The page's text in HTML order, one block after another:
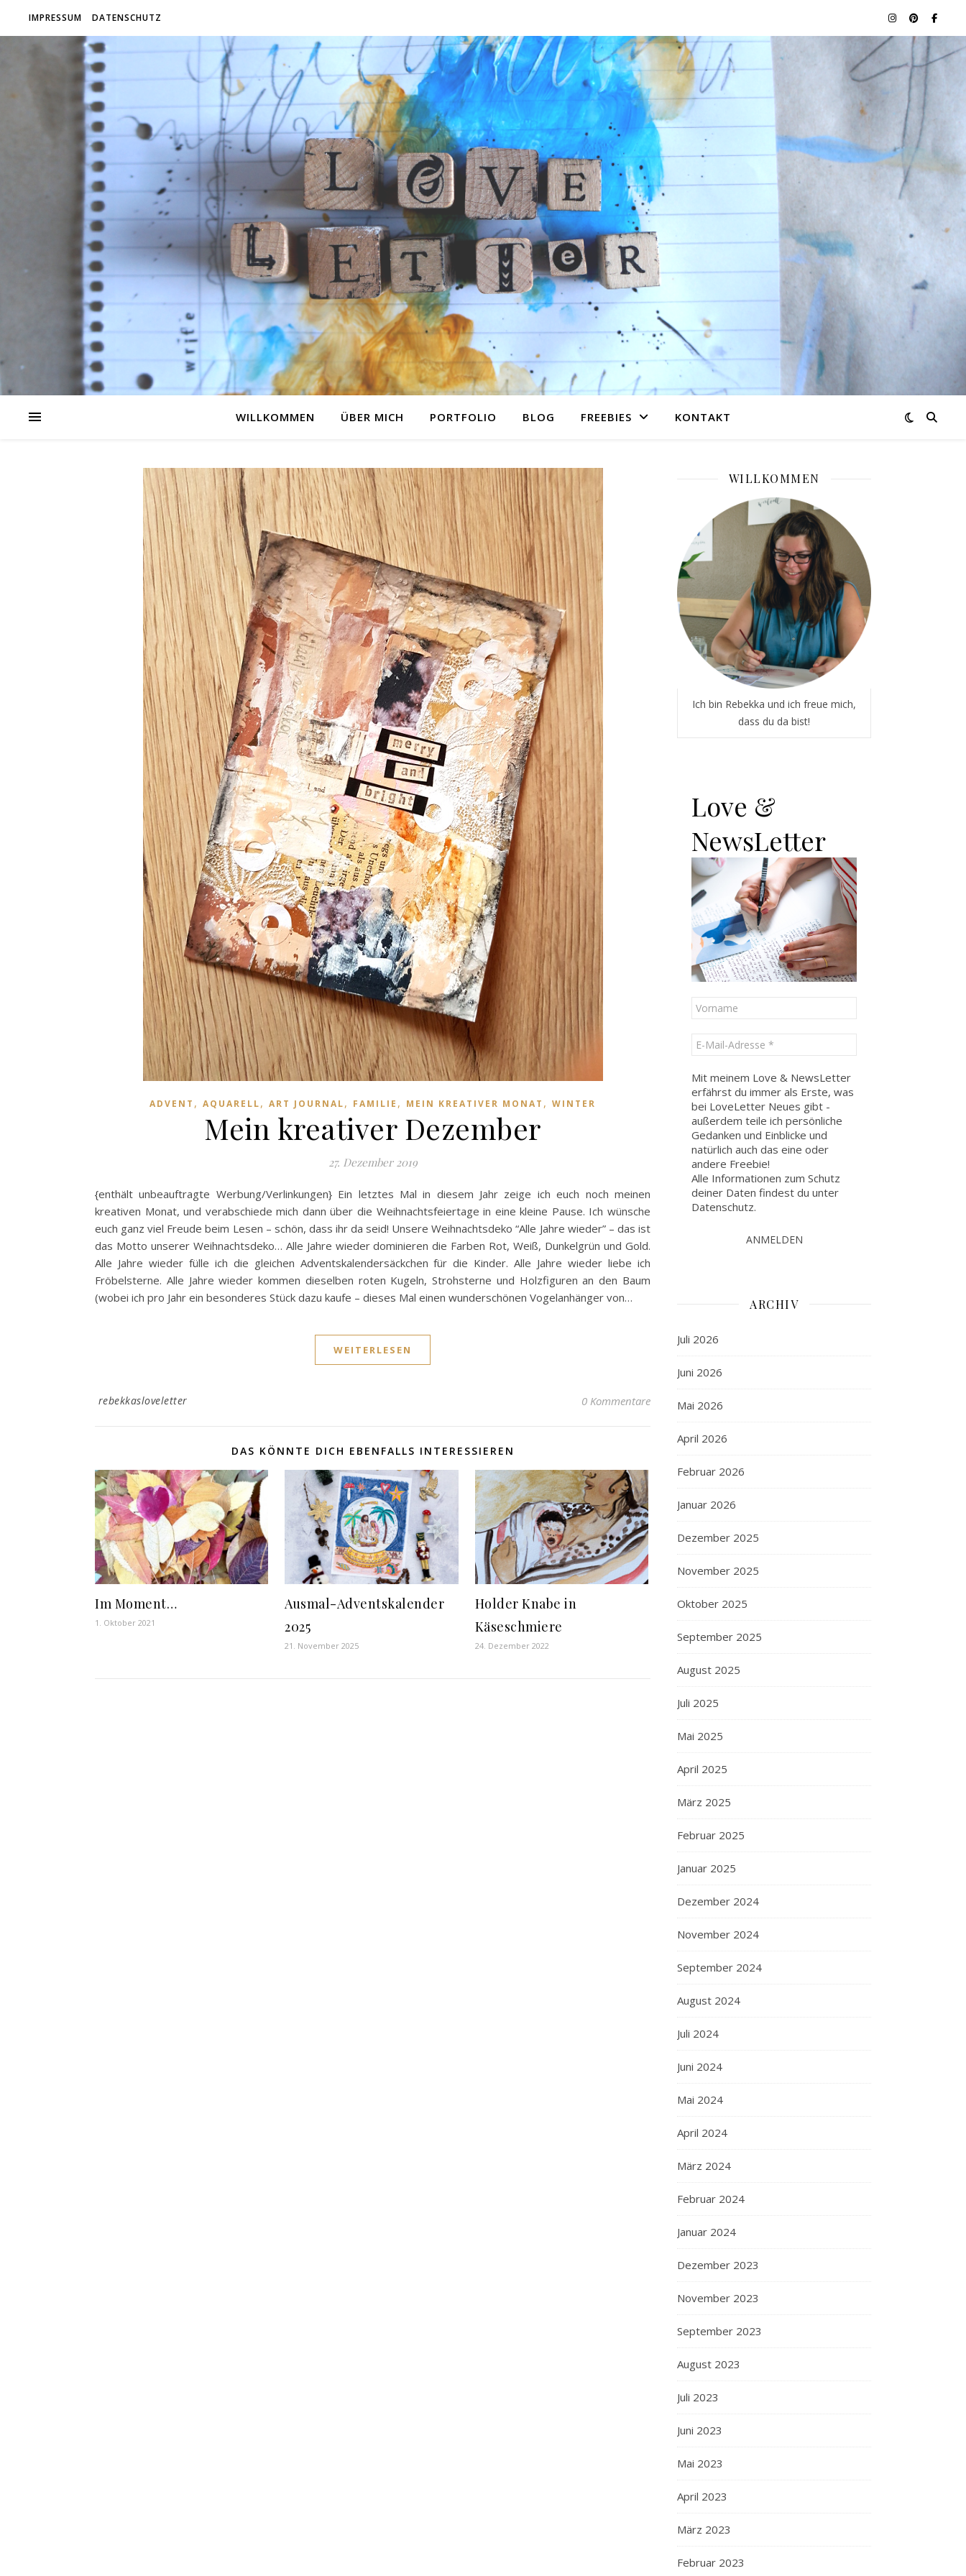
IMPRESSUM DATENSCHUTZ
WILLKOMMEN ÜBER MICH PORTFOLIO BLOG FREEBIES KONTAKT
ADVENT , AQUARELL, ART JOURNAL, FAMILIE , MEIN KREATIVER MONAT , WINTER
Mein kreativer Dezember
27. Dezember 2019
{enthält unbeauftragte Werbung/Verlinkungen} Ein letztes Mal in diesem Jahr zeige ich euch noch meinen
kreativen Monat, und verabschiede mich dann über die Weihnachtsfeiertage in eine kleine Pause. Ich wünsche
euch ganz viel Freude beim Lesen – schön, dass ihr da seid! Unsere Weihnachtsdeko “Alle Jahre wieder” – das ist
das Motto unserer Weihnachtsdeko… Alle Jahre wieder dominieren die Farben Rot, Weiß, Dunkelgrün und Gold.
Alle Jahre wieder fülle ich die gleichen Adventskalendersäckchen für die Kinder. Alle Jahre wieder liebe ich
Fröbelsterne. Alle Jahre wieder kommen dieselben roten Kugeln, Strohsterne und Holzfiguren an den Baum
(wobei ich pro Jahr ein besonderes Stück dazu kaufe – dieses Mal einen wunderschönen Vogelanhänger von…
WEITERLESEN
rebekkasloveletter 0 Kommentare
DAS KÖNNTE DICH EBENFALLS INTERESSIEREN
Im Moment…
1. Oktober 2021
Ausmal-Adventskalender
2025
21. November 2025
Holder Knabe in
Käseschmiere
24. Dezember 2022
WILLKOMMEN
Ich bin Rebekka und ich freue mich,
dass du da bist!
Love &
NewsLetter
Mit meinem Love & NewsLetter
erfährst du immer als Erste, was
bei LoveLetter Neues gibt -
außerdem teile ich persönliche
Gedanken und Einblicke und
natürlich auch das eine oder
andere Freebie!
Alle Informationen zum Schutz
deiner Daten findest du unter
Datenschutz.
ARCHIV
Juli 2026
Juni 2026
Mai 2026
April 2026
Februar 2026
Januar 2026
Dezember 2025
November 2025
Oktober 2025
September 2025
August 2025
Juli 2025
Mai 2025
April 2025
März 2025
Februar 2025
Januar 2025
Dezember 2024
November 2024
September 2024
August 2024
Juli 2024
Juni 2024
Mai 2024
April 2024
März 2024
Februar 2024
Januar 2024
Dezember 2023
November 2023
September 2023
August 2023
Juli 2023
Juni 2023
Mai 2023
April 2023
März 2023
Februar 2023